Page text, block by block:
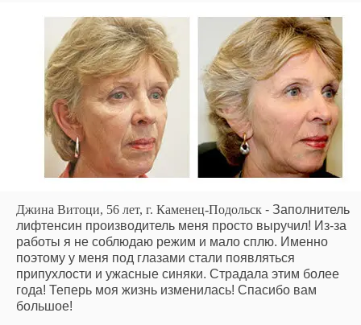
Джина Витоци, 56 лет, г. Каменец-Подольск - Заполнитель
лифтенсин производитель меня просто выручил! Из-за
работы я не соблюдаю режим и мало сплю. Именно
поэтому у меня под глазами стали появляться
припухлости и ужасные синяки. Страдала этим более
года! Теперь моя жизнь изменилась! Спасибо вам
большое!